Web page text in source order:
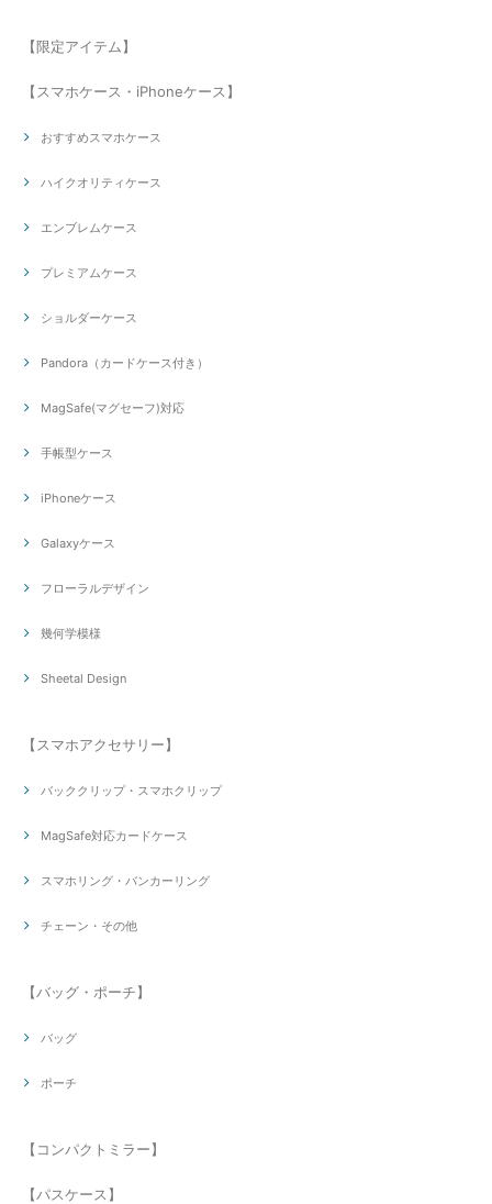
【限定アイテム】
【スマホケース・iPhoneケース】
おすすめスマホケース
ハイクオリティケース
エンブレムケース
プレミアムケース
ショルダーケース
Pandora（カードケース付き）
MagSafe(マグセーフ)対応
手帳型ケース
iPhoneケース
Galaxyケース
フローラルデザイン
幾何学模様
Sheetal Design
【スマホアクセサリー】
バッククリップ・スマホクリップ
MagSafe対応カードケース
スマホリング・バンカーリング
チェーン・その他
【バッグ・ポーチ】
バッグ
ポーチ
【コンパクトミラー】
【パスケース】